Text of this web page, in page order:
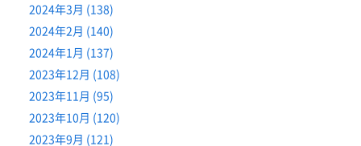
2024年3月 (138)
2024年2月 (140)
2024年1月 (137)
2023年12月 (108)
2023年11月 (95)
2023年10月 (120)
2023年9月 (121)